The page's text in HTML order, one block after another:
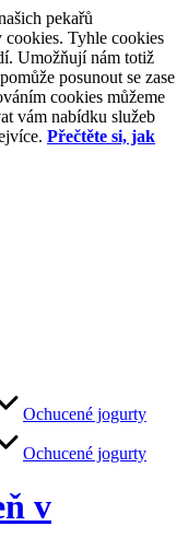
pekařů
cookies. Tyhle cookies
Umožňují nám totiž
posunout se zase
cookies můžeme
vám nabídku služeb
Přečtěte si, jak
Ochucené jogurty
Ochucené jogurty
v